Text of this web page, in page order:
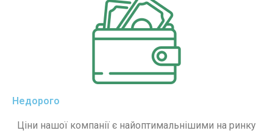
Недорого
Ціни нашої компанії є найоптимальнішими на ринку